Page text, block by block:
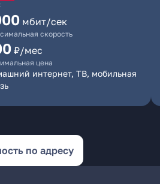
мбит/сек
скорость
₽/мес
цена
интернет, ТВ, мобильная
по адресу